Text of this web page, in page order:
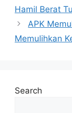
Hamil Berat
APK
Memulihkan
Search